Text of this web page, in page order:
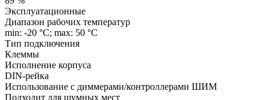
Эксплуатационные
Диапазон рабочих температур
min: -20 °C; max: 50 °C
Тип подключения
Клеммы
Исполнение корпуса
DIN-рейка
Использование с диммерами/контроллерами ШИМ
Подходит для шумных мест